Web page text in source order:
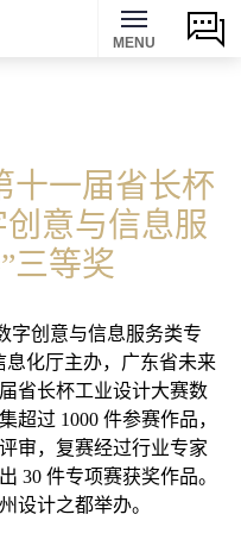
MENU
⼗⼀届省⻓杯
意与信息服
三等奖
字创意与信息服务类专
化厅主办，⼴东省未来
省⻓杯⼯业设计⼤赛数
超过 1000 件参赛作品，
审，复赛经过⾏业专家
30 件专项赛获奖作品。
设计之都举办。